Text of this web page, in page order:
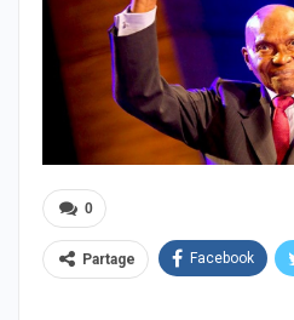
0
Partage Facebook